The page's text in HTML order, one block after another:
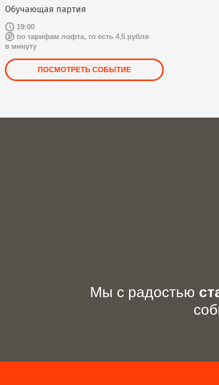
Обучающая партия
19:00
по тарифам лофта, то есть 4,5 рубля
в минуту
ПОСМОТРЕТЬ СОБЫТИЕ
Мы с радостью